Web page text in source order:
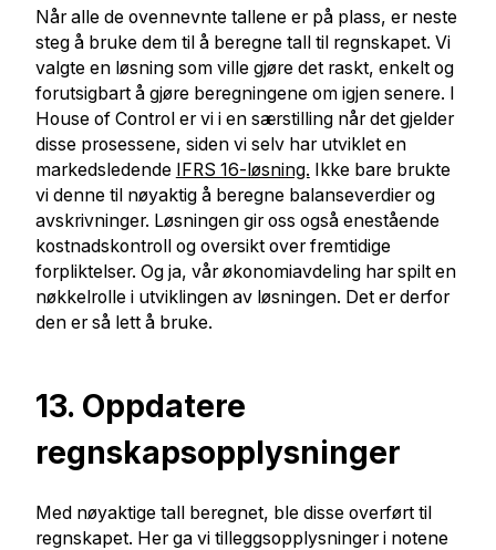
Når alle de ovennevnte tallene er på plass, er neste
steg å bruke dem til å beregne tall til regnskapet. Vi
valgte en løsning som ville gjøre det raskt, enkelt og
forutsigbart å gjøre beregningene om igjen senere. I
House of Control er vi i en særstilling når det gjelder
disse prosessene, siden vi selv har utviklet en
markedsledende
IFRS 16-løsning. Ikke bare brukte
vi denne til nøyaktig å beregne balanseverdier og
avskrivninger. Løsningen gir oss også enestående
kostnadskontroll og oversikt over fremtidige
forpliktelser. Og ja, vår økonomiavdeling har spilt en
nøkkelrolle i utviklingen av løsningen. Det er derfor
den er så lett å bruke.
13. Oppdatere
regnskapsopplysninger
Med nøyaktige tall beregnet, ble disse overført til
regnskapet. Her ga vi tilleggsopplysninger i notene